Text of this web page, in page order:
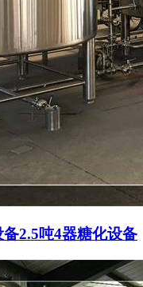
2.5吨4器糖化设备